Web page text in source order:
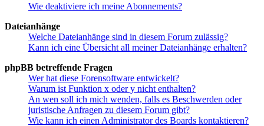
Wie deaktiviere ich meine Abonnements?
Dateianhänge
Welche Dateianhänge sind in diesem Forum zulässig?
Kann ich eine Übersicht all meiner Dateianhänge erhalten?
phpBB betreffende Fragen
Wer hat diese Forensoftware entwickelt?
Warum ist Funktion x oder y nicht enthalten?
An wen soll ich mich wenden, falls es Beschwerden oder
juristische Anfragen zu diesem Forum gibt?
Wie kann ich einen Administrator des Boards kontaktieren?